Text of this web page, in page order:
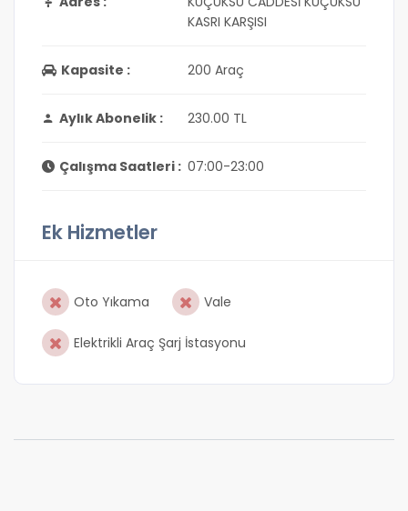
KASRI KARŞISI
Kapasite : 200 Araç
Aylık Abonelik : 230.00 TL
Çalışma Saatleri : 07:00-23:00
Ek Hizmetler
Oto Yıkama Vale
Elektrikli Araç Şarj İstasyonu